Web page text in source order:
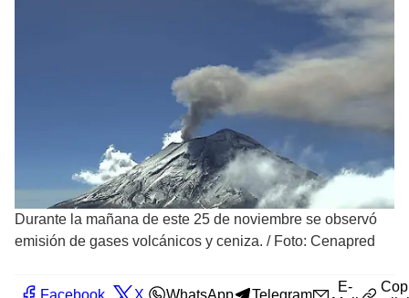
Durante la mañana de este 25 de noviembre se observó
emisión de gases volcánicos y ceniza. / Foto: Cenapred
Facebook X WhatsApp Telegram
E-